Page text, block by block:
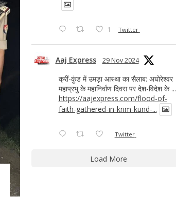
1 Twitter
Aaj Express 29 Nov 2024
क्रीं-कुंड में उमड़ा आस्था का सैलाब: अघोरेश्वर
महाप्रभु के महानिर्वाण दिवस पर देश-विदेश के ...
https://aajexpress.com/flood-of-
faith-gathered-in-krim-kund-...
Twitter
Load More